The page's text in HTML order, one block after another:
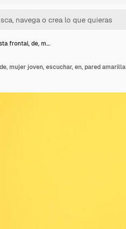
frontal, de, m…
mujer joven, escuchar, en, pared amarilla